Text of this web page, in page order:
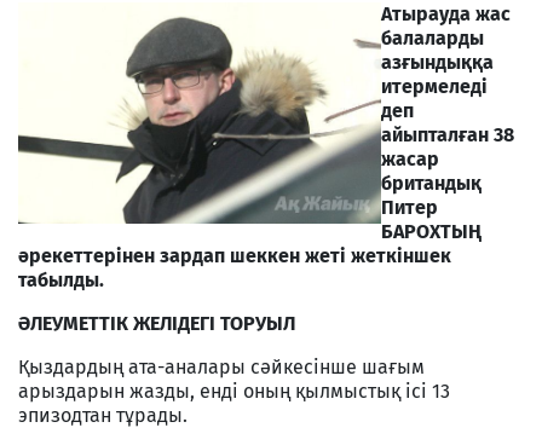
Атырауда жас
балаларды
азғындыққа
итермеледі
деп
айыпталған 38
жасар
британдық
Питер
БАРОХТЫҢ
әрекеттерінен зардап шеккен жеті жеткіншек
табылды.
ӘЛЕУМЕТТІК ЖЕЛІДЕГІ ТОРУЫЛ
Қыздардың ата-аналары сәйкесінше шағым
арыздарын жазды, енді оның қылмыстық ісі 13
эпизодтан тұрады.